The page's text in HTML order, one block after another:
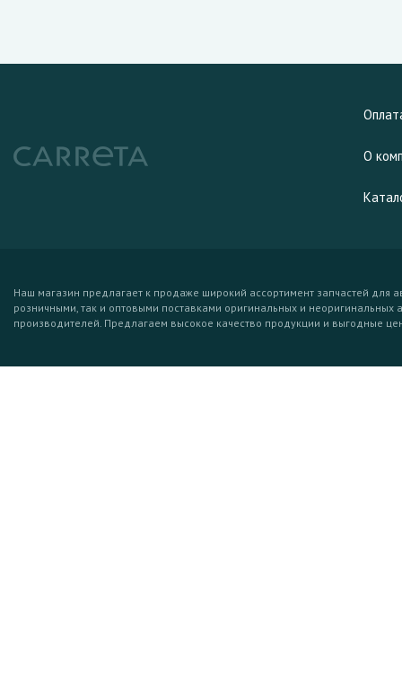
О
Наш магазин предлагает к продаже широкий ассортимент запчастей для
розничными, так и оптовыми поставками оригинальных и неоригинальных
производителей. Предлагаем высокое качество продукции и выгодные